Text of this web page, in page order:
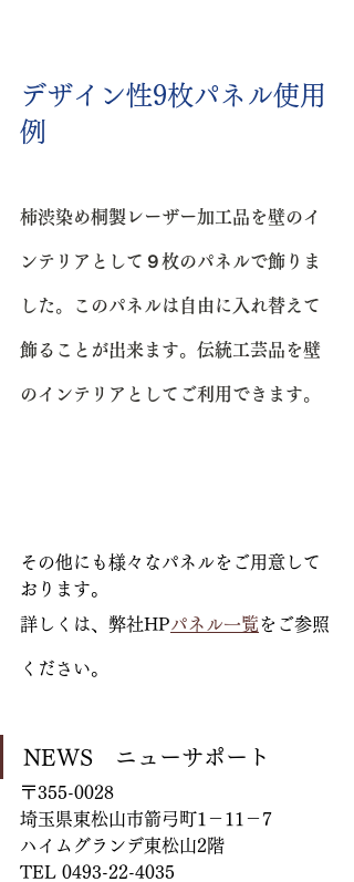
デザイン性9枚パネル使用
例
柿渋染め桐製レーザー加工品を壁のイ
ンテリアとして９枚のパネルで飾りま
した。このパネルは自由に入れ替えて
飾ることが出来ます。伝統工芸品を壁
のインテリアとしてご利用できます。
その他にも様々なパネルをご用意して
おります。
詳しくは、弊社HPパネル一覧をご参照
ください。
NEWS　ニューサポート
〒355-0028
埼玉県東松山市箭弓町1－11－7
ハイムグランデ東松山2階
TEL 0493-22-4035